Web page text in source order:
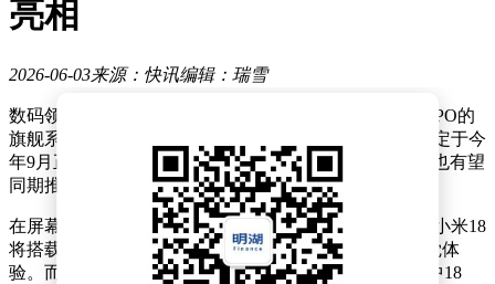
亮相
2026-06-03来源：快讯编辑：瑞雪
数码领域近期迎来多款新机爆料，其中小米、vivo和OPPO的
旗舰系列备受关注。据可靠消息，小米18系列已基本确定于今
年9月正式亮相，而vivo X500系列和OPPO Find X9系列也有望
同期推出，为消费者带来更多选择。
在屏幕配置方面，小米18系列表现尤为突出。爆料称，小米18
将搭载一块约6.4英寸的2K直屏，为用户带来细腻的视觉体
验。而小米18 Pro系列则可能采用全新的屏幕技术，其中18